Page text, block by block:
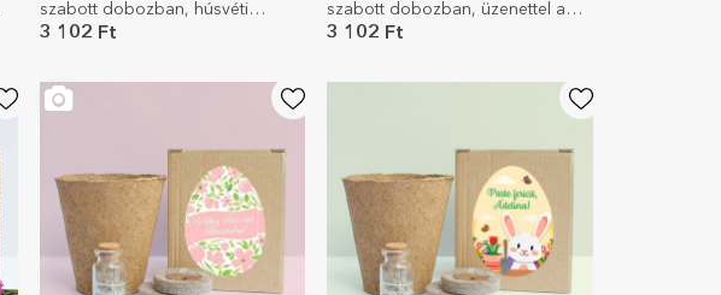
szabott dobozban, húsvéti
felirattal - Virágos
3 102 Ft
szabott dobozban, üzenettel a
tanároknak – érettségi modell
3 102 Ft